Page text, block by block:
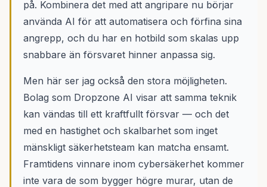
på. Kombinera det med att angripare nu börjar
använda AI för att automatisera och förfina sina
angrepp, och du har en hotbild som skalas upp
snabbare än försvaret hinner anpassa sig.
Men här ser jag också den stora möjligheten.
Bolag som Dropzone AI visar att samma teknik
kan vändas till ett kraftfullt försvar — och det
med en hastighet och skalbarhet som inget
mänskligt säkerhetsteam kan matcha ensamt.
Framtidens vinnare inom cybersäkerhet kommer
inte vara de som bygger högre murar, utan de